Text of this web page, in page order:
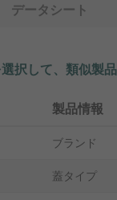
データシート
択して、類似製
製品情報
ブランド
蓋タイプ